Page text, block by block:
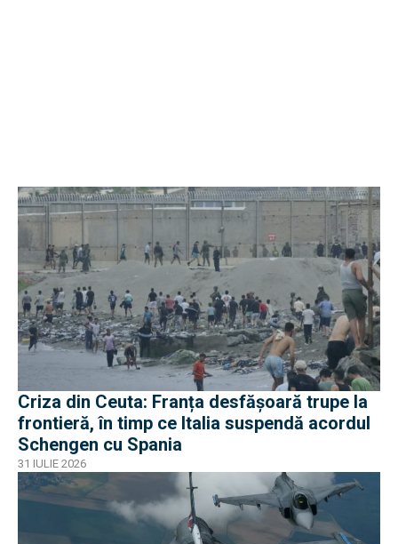
Criza din Ceuta: Franța desfășoară trupe la
frontieră, în timp ce Italia suspendă acordul
Schengen cu Spania
31 IULIE 2026